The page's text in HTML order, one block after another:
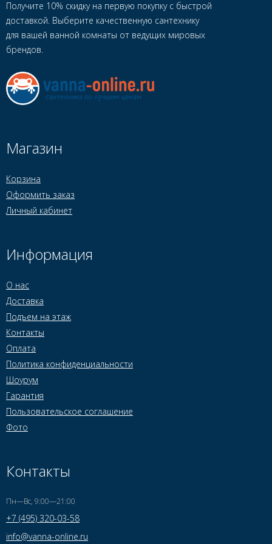
Получите 10% скидку на первую покупку с быстрой
доставкой. Выберите качественную сантехнику
для вашей ванной комнаты от ведущих мировых
брендов.
Магазин
Корзина
Оформить заказ
Личный кабинет
Информация
О нас
Доставка
Подъем на этаж
Контакты
Оплата
Политика конфиденциальности
Шоурум
Гарантия
Пользовательское соглашение
Фото
Контакты
Пн—Вс, 9:00—21:00
+7 (495) 320-03-58
info@vanna-online.ru